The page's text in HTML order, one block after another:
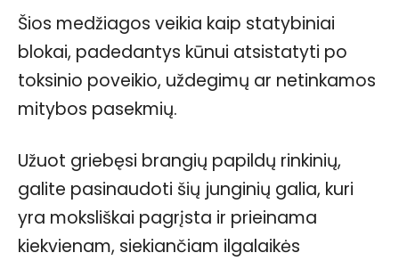
Šios medžiagos veikia kaip statybiniai
blokai, padedantys kūnui atsistatyti po
toksinio poveikio, uždegimų ar netinkamos
mitybos pasekmių.
Užuot griebęsi brangių papildų rinkinių,
galite pasinaudoti šių junginių galia, kuri
yra moksliškai pagrįsta ir prieinama
kiekvienam, siekiančiam ilgalaikės